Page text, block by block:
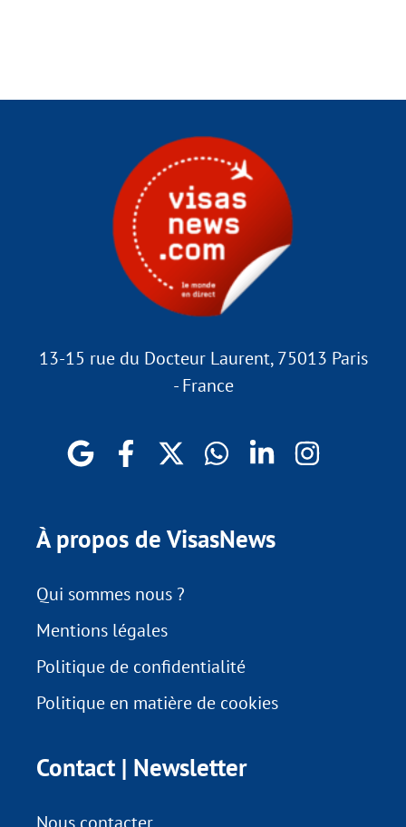
13-15 rue du Docteur Laurent, 75013 Paris
- France
À propos de VisasNews
Qui sommes nous ?
Mentions légales
Politique de confidentialité
Politique en matière de cookies
Contact | Newsletter